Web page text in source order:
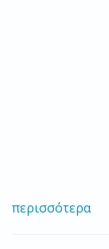
περισσότερα